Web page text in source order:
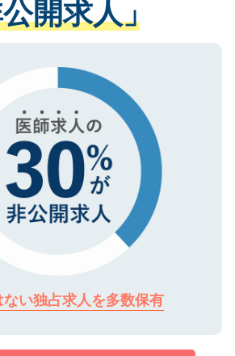
バシーマークを取得済みです。
持に関してもご安心ください。
だきます。すぐにご転職をされ
、長期的なサポートが可能です
ご登録ください。
公開求人」
ない独占求人を多数保有